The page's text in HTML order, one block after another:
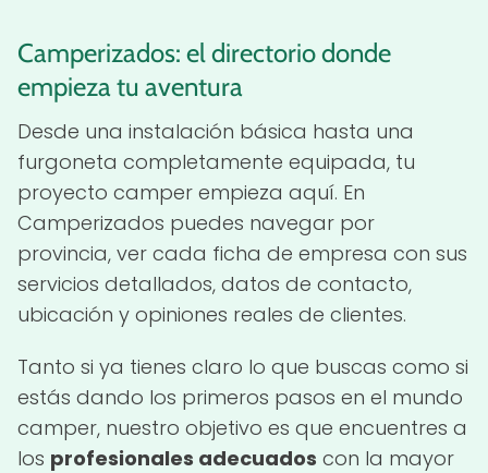
Camperizados: el directorio donde
empieza tu aventura
Desde una instalación básica hasta una
furgoneta completamente equipada, tu
proyecto camper empieza aquí. En
Camperizados puedes navegar por
provincia, ver cada ficha de empresa con sus
servicios detallados, datos de contacto,
ubicación y opiniones reales de clientes.
Tanto si ya tienes claro lo que buscas como si
estás dando los primeros pasos en el mundo
camper, nuestro objetivo es que encuentres a
los profesionales adecuados con la mayor